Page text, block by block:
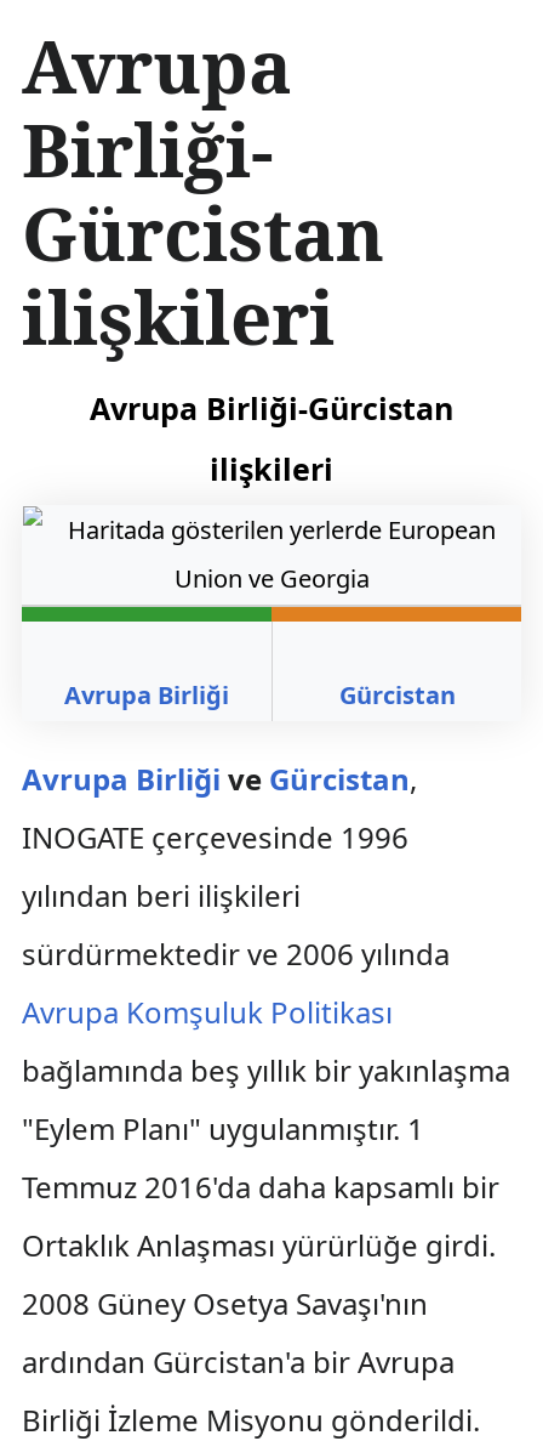
r
i
e
t
Avrupa
Birliği-
Gürcistan
ilişkileri
Avrupa Birliği-Gürcistan
ilişkileri
Avrupa Birliği Gürcistan
Avrupa Birliği ve Gürcistan,
INOGATE çerçevesinde 1996
yılından beri ilişkileri
sürdürmektedir ve 2006 yılında
Avrupa Komşuluk Politikası
bağlamında beş yıllık bir yakınlaşma
"Eylem Planı" uygulanmıştır. 1
Temmuz 2016'da daha kapsamlı bir
Ortaklık Anlaşması yürürlüğe girdi.
2008 Güney Osetya Savaşı'nın
ardından Gürcistan'a bir Avrupa
Birliği İzleme Misyonu gönderildi.